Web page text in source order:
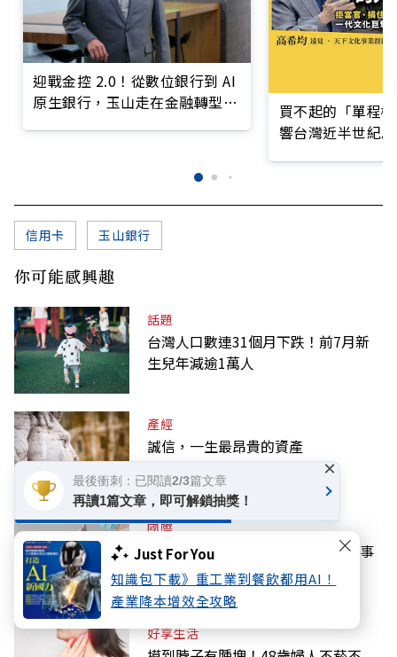
Just For You
知識包下載》重工業到餐飲都用AI！
產業降本增效全攻略
迎戰金控 2.0！從數位銀行到 AI
原生銀行，玉山走在金融轉型最
買不起的「單程
響台灣近半世紀
信用卡 玉山銀行
你可能感興趣
話題
台灣人口數連31個月下跌！前7月新
生兒年減逾1萬人
產經
誠信，一生最昂貴的資產
國際
美國也有護理師荒！離職率高跟同事
這麼做有關
好享生活
最後衝刺：已閱讀2/3篇文章
再讀1篇文章，即可解鎖抽獎！
×